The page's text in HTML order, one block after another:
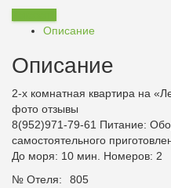
Описание
Описание
2-х комнатная квартира на
фото отзывы
8(952)971-79-61 Питание:
самостоятельного
До моря: 10 мин. Номеров: 2
№ Отеля:
805